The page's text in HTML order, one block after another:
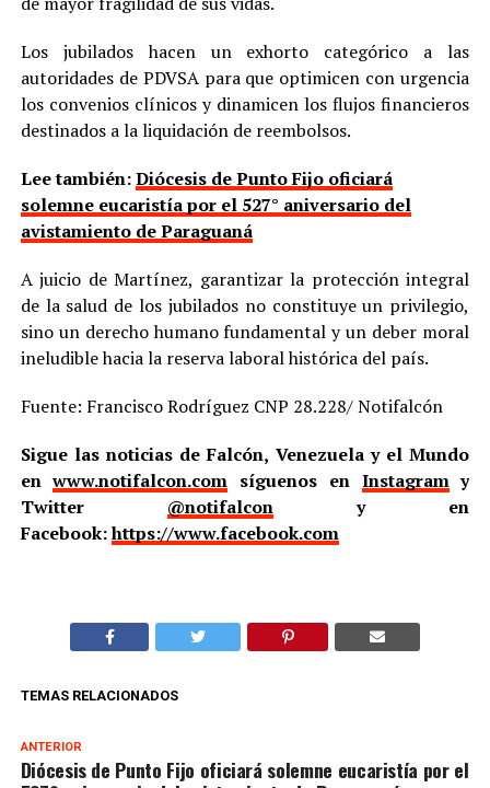
Los jubilados hacen un exhorto categórico a las
autoridades de PDVSA para que optimicen con urgencia
los convenios clínicos y dinamicen los flujos financieros
destinados a la liquidación de reembolsos.
Lee también:Diócesis de Punto Fijo oficiará
solemne eucaristía por el 527° aniversario del
avistamiento de Paraguaná
A juicio de Martínez, garantizar la protección integral
de la salud de los jubilados no constituye un privilegio,
sino un derecho humano fundamental y un deber moral
ineludible hacia la reserva laboral histórica del país.
Fuente: Francisco Rodríguez CNP 28.228/ Notifalcón
Sigue las noticias de Falcón, Venezuela y el Mundo
enwww.notifalcon.com síguenos en Instagramy
Twitter @notifalcony en
Facebook:https://www.facebook.com
TEMAS RELACIONADOS
ANTERIOR
Diócesis de Punto Fijo oficiará solemne eucaristía por el